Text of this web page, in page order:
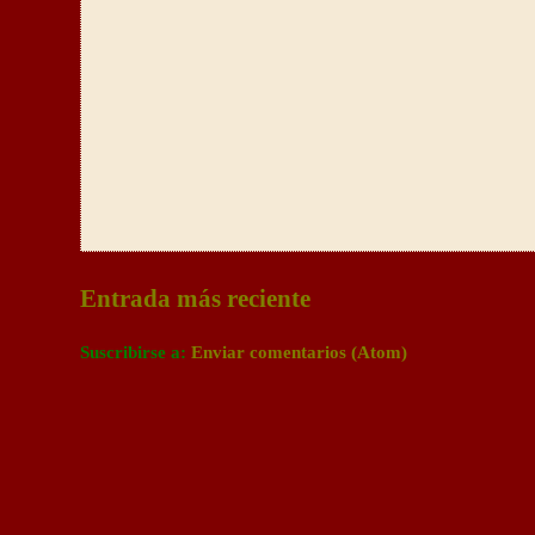
Entrada más reciente
Suscribirse a: Enviar comentarios (Atom)